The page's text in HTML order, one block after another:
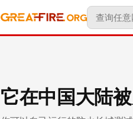
它在中国大陆